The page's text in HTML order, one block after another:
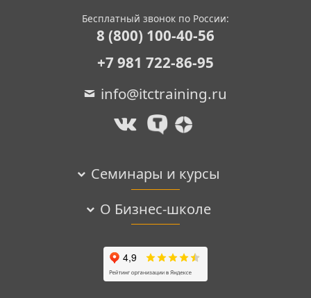
Бесплатный звонок по России:
8 (800) 100-40-56
+7 981 722-86-95
info@itctraining.ru
Семинары и курсы
О Бизнес-школе